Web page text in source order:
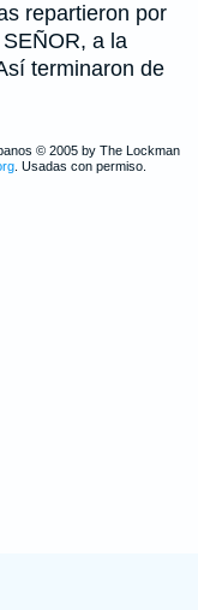
repartieron por
a la
terminaron de
© 2005 by The Lockman
. Usadas con permiso.